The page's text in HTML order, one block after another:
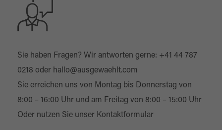
Sie haben Fragen? Wir antworten gerne: +41 44 787
0218 oder hallo@ausgewaehlt.com
Sie erreichen uns von Montag bis Donnerstag von
8:00 – 16:00 Uhr und am Freitag von 8:00 – 15:00 Uhr
Oder nutzen Sie unser Kontaktformular